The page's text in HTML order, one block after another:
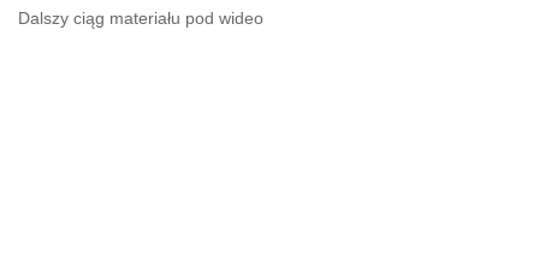
Dalszy ciąg materiału pod wideo